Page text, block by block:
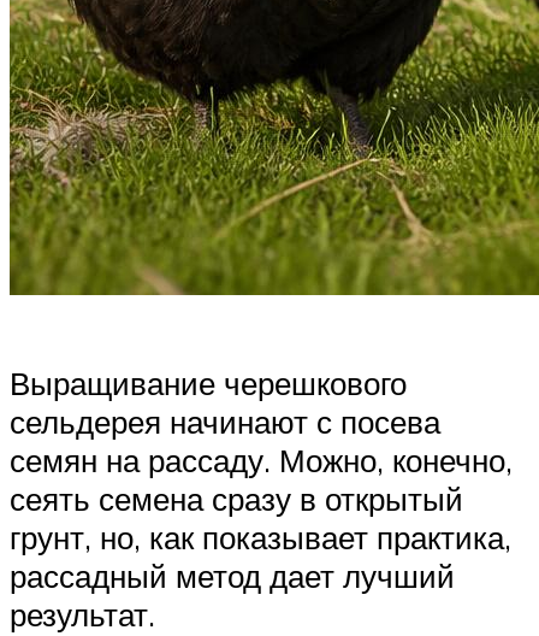
Выращивание черешкового
сельдерея начинают с посева
семян на рассаду. Можно, конечно,
сеять семена сразу в открытый
грунт, но, как показывает практика,
рассадный метод дает лучший
результат.